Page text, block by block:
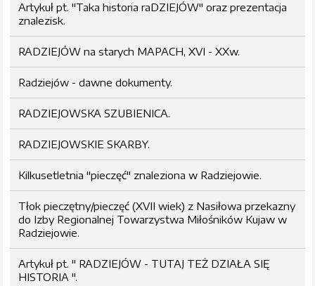
Artykuł pt. "Taka historia raDZIEJÓW" oraz prezentacja
znalezisk.
RADZIEJÓW na starych MAPACH, XVI - XXw.
Radziejów - dawne dokumenty.
RADZIEJOWSKA SZUBIENICA.
RADZIEJOWSKIE SKARBY.
Kilkusetletnia "pieczęć" znaleziona w Radziejowie.
Tłok pieczętny/pieczęć (XVII wiek) z Nasiłowa przekazny
do Izby Regionalnej Towarzystwa Miłośników Kujaw w
Radziejowie.
Artykuł pt. " RADZIEJÓW - TUTAJ TEŻ DZIAŁA SIĘ
HISTORIA ".